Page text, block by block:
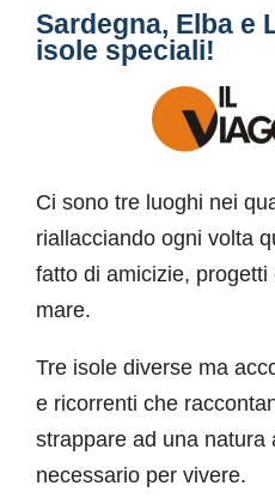
Sardegna, Elba e
isole speciali!
Ci sono tre luoghi nei
riallacciando ogni volta
fatto di amicizie,
mare.
Tre isole diverse ma
e ricorrenti che
strappare ad una natura
necessario per vivere.